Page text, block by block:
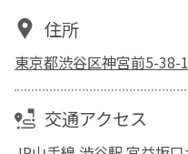
住所
東京都渋谷区神宮前5-
交通アクセス